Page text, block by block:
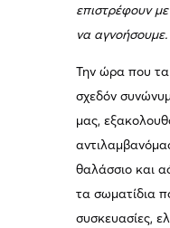
επιστρέφουν
να αγνοήσουμε.
Την ώρα που τα
σχεδόν
μας,
θαλάσσιο και
τα σωματίδια
συσκευασίες,